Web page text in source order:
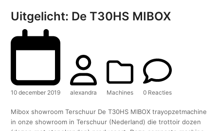
Uitgelicht: De T30HS MIBOX
10 december 2019 alexandra Machines 0 Reacties
Mibox showroom Terschuur De T30HS MIBOX trayopzetmachine
in onze showroom in Terschuur (Nederland) die trottoir dozen